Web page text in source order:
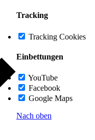
Tracking
Tracking Cookies
Einbettungen
YouTube
Facebook
Google Maps
Nach oben